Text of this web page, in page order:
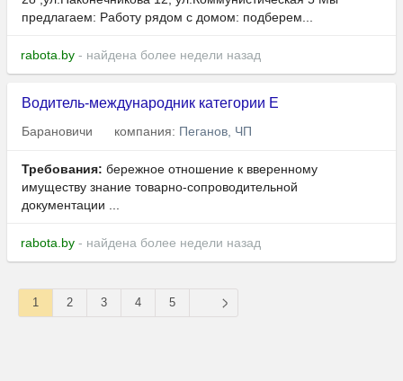
предлагаем: Работу рядом с домом: подберем...
rabota.by - найдена более недели назад
Водитель-международник категории Е
Барановичи компания: Пеганов, ЧП
Требования: бережное отношение к вверенному
имуществу знание товарно-сопроводительной
документации ...
rabota.by - найдена более недели назад
1 2 3 4 5